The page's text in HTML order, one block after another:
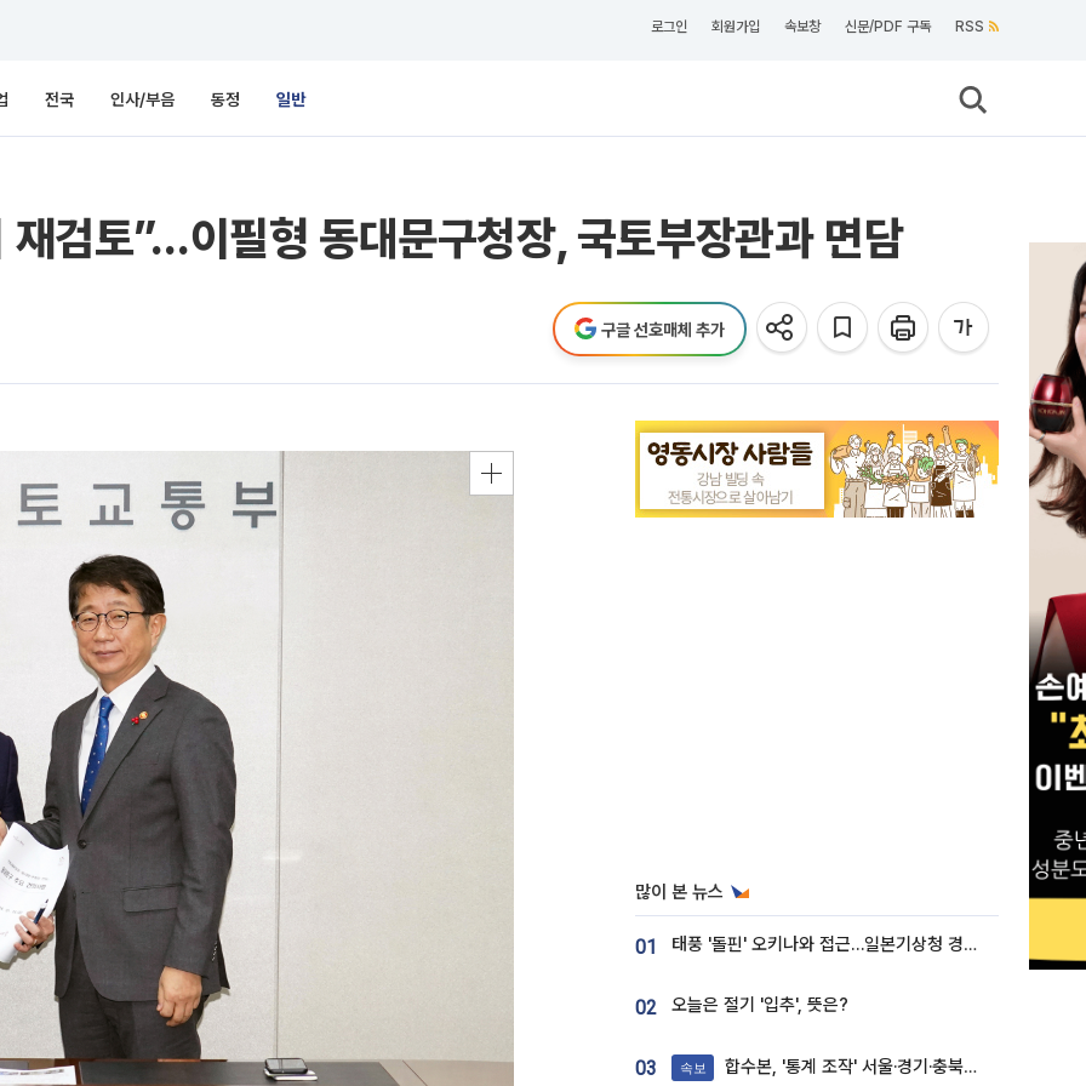
로그인 회원가입 속보창 신문/PDF 구독 RSS
전국 인사/부음 동정 일반
검토”…이필형 동대문구청장, 국토부장관과 면담
구글 선호매체 추가
많이 본 뉴스
01 태풍 '돌핀' 오키나와 접근…일본기상청 경로 업데이트
02 오늘은 절기 '입추', 뜻은?
03 속보 합수본, '통계 조작' 서울·경기·충북 선관위 등 추가 압수수색